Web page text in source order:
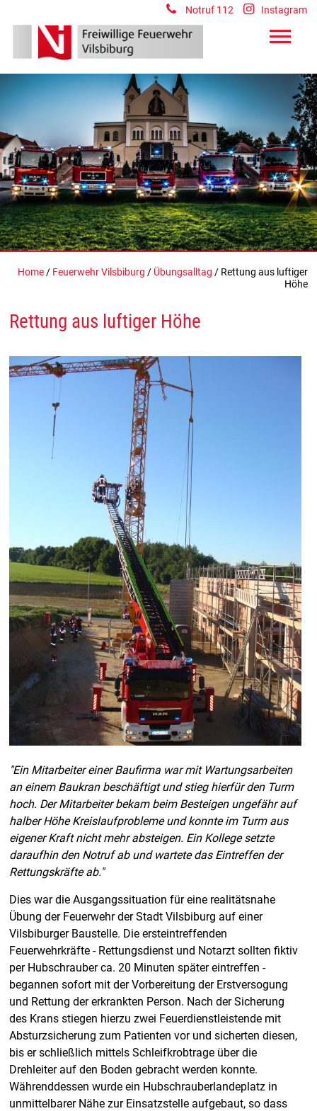
Home/ Feuerwehr Vilsbiburg / Übungsalltag / Rettung aus luftiger
Höhe
Rettung aus luftiger Höhe
"Ein Mitarbeiter einer Baufirma war mit Wartungsarbeiten
an einem Baukran beschäftigt und stieg hierfür den Turm
hoch. Der Mitarbeiter bekam beim Besteigen ungefähr auf
halber Höhe Kreislaufprobleme und konnte im Turm aus
eigener Kraft nicht mehr absteigen. Ein Kollege setzte
daraufhin den Notruf ab und wartete das Eintreffen der
Rettungskräfte ab."
Dies war die Ausgangssituation für eine realitätsnahe
Übung der Feuerwehr der Stadt Vilsbiburg auf einer
Vilsbiburger Baustelle. Die ersteintreffenden
Feuerwehrkräfte - Rettungsdienst und Notarzt sollten fiktiv
per Hubschrauber ca. 20 Minuten später eintreffen -
begannen sofort mit der Vorbereitung der Erstversogung
und Rettung der erkrankten Person. Nach der Sicherung
des Krans stiegen hierzu zwei Feuerdienstleistende mit
Absturzsicherung zum Patienten vor und sicherten diesen,
bis er schließlich mittels Schleifkrobtrage über die
Drehleiter auf den Boden gebracht werden konnte.
Währenddessen wurde ein Hubschrauberlandeplatz in
unmittelbarer Nähe zur Einsatzstelle aufgebaut, so dass
Notruf 112 Instagram